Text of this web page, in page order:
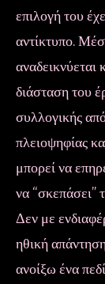
επιλογή του
αντίκτυπο.
αναδεικνύεται
διάσταση του
συλλογικής
πλειοψηφίας
μπορεί να
να “σκεπάσει”
Δεν με
ηθική
ανοίξω ένα